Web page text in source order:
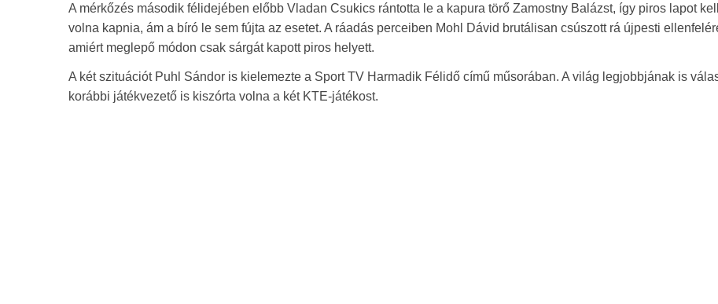
A mérkőzés második félidejében előbb Vladan Csukics rántotta le a kapura törő Zamostny Balázst, így piros lapot
volna kapnia, ám a bíró le sem fújta az esetet. A ráadás perceiben Mohl Dávid brutálisan csúszott rá újpesti
amiért meglepő módon csak sárgát kapott piros helyett.
A két szituációt Puhl Sándor is kielemezte a Sport TV Harmadik Félidő című műsorában. A világ legjobbjának is
korábbi játékvezető is kiszórta volna a két KTE-játékost.